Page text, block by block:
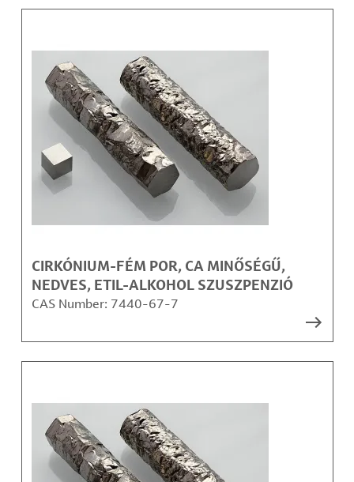
CIRKÓNIUM-FÉM POR, CA MINŐSÉGŰ,
NEDVES, ETIL-ALKOHOL SZUSZPENZIÓ
CAS Number: 7440-67-7